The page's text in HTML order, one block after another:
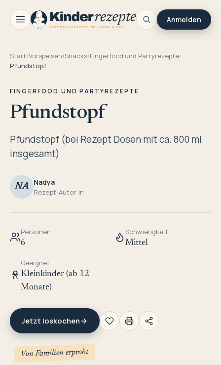
Anmelden
Start/Vorspeisen/Snacks/Fingerfood und Partyrezepte/
Pfundstopf
FINGERFOOD UND PARTYREZEPTE
Pfundstopf
Pfundstopf (bei Rezept Dosen mit ca. 800 ml
insgesamt)
NA Nadya
Rezept-Autor:in
Personen
6
Schwierigkeit
Mittel
Geeignet
Kleinkinder (ab 12
Monate)
Jetzt loskochen
Von Familien erprobt